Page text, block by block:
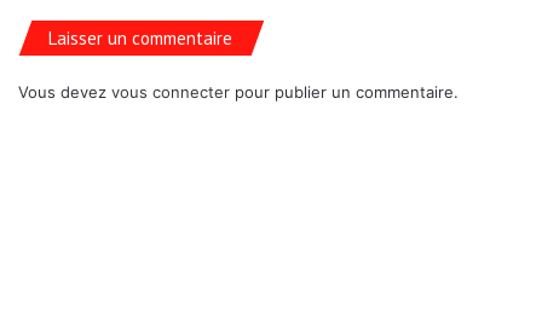
Laisser un commentaire
Vous devez vous connecter pour publier un commentaire.